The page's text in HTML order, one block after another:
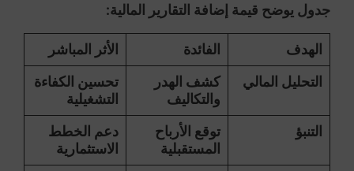
جدول يوضح قيمة إضافة التقارير المالية:
الهدف الفائدة
الأثر المباشر
التحليل المالي
كشف الهدر
والتكاليف
تحسين الكفاءة
التشغيلية
التنبؤ
توقع الأرباح
المستقبلية
دعم الخطط
الاستثمارية